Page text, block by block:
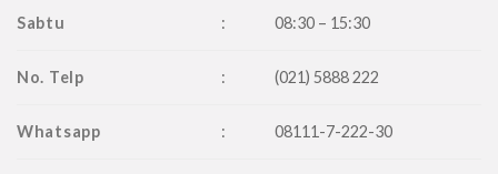
Sabtu : 08:30 – 15:30
No. Telp : (021) 5888 222
Whatsapp : 08111-7-222-30